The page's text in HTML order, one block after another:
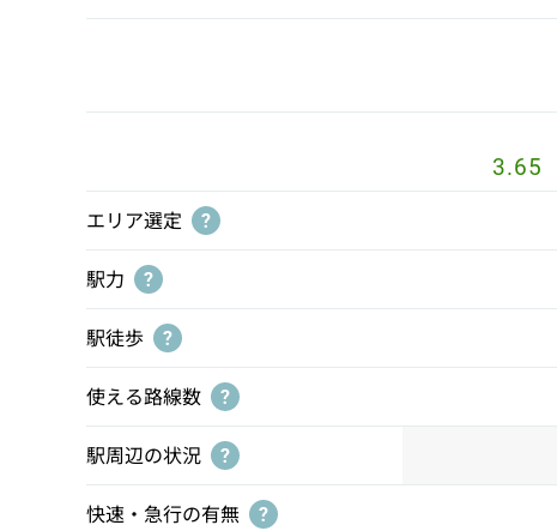
3.65
エリア選定 ?
駅力 ?
駅徒歩 ?
使える路線数 ?
駅周辺の状況 ?
快速・急行の有無 ?